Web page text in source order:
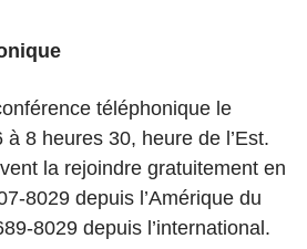
téléphonique le
8 heures 30, heure de l’Est.
la rejoindre gratuitement en
8029 depuis l’Amérique du
8029 depuis l’international.